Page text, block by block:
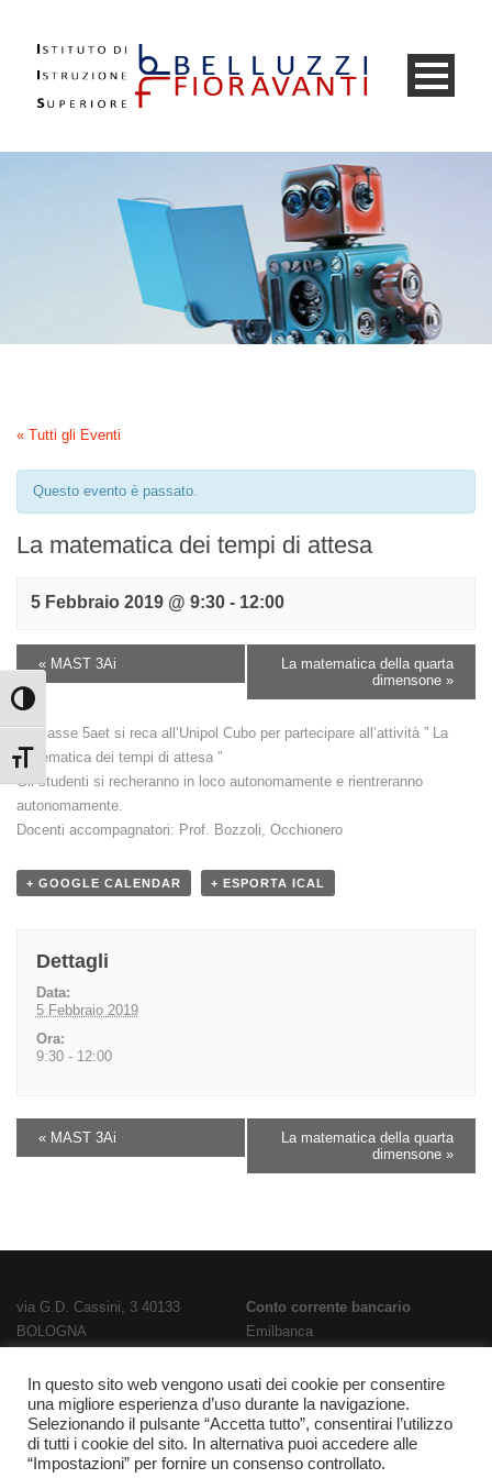
Attiva/disattiva alto contrasto
Attiva/disattiva dimensione testo
« Tutti gli Eventi
Questo evento è passato.
La matematica dei tempi di attesa
5 Febbraio 2019 @ 9:30 - 12:00
« MAST 3Ai
La matematica della quarta
dimensone »
La classe 5aet si reca all’Unipol Cubo per partecipare all’attività ” La
matematica dei tempi di attesa ”
Gli studenti si recheranno in loco autonomamente e rientreranno
autonomamente.
Docenti accompagnatori: Prof. Bozzoli, Occhionero
+ GOOGLE CALENDAR + ESPORTA ICAL
Dettagli
Data:
5 Febbraio 2019
Ora:
9:30 - 12:00
« MAST 3Ai
La matematica della quarta
dimensone »
via G.D. Cassini, 3 40133
BOLOGNA
E-Mail:bois02300g@istruzione.it
PEC: bois02300g@pec.istruzione.it
Codice meccanografico
BOIS02300G
Conto corrente bancario
Emilbanca
IT28T0707236670000000186800
Codice FatturazioneUFPL93
Codice IPAistsc_bois02300g
In questo sito web vengono usati dei cookie per consentire
una migliore esperienza d’uso durante la navigazione.
Selezionando il pulsante “Accetta tutto”, consentirai l’utilizzo
di tutti i cookie del sito. In alternativa puoi accedere alle
“Impostazioni” per fornire un consenso controllato.